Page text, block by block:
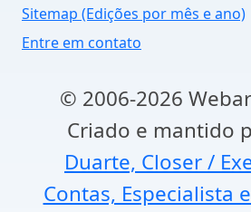
Sitemap (Edições por mês e ano)
Entre em contato
© 2006-2026
Criado e mantido
Duarte, Closer /
Contas, Especialista